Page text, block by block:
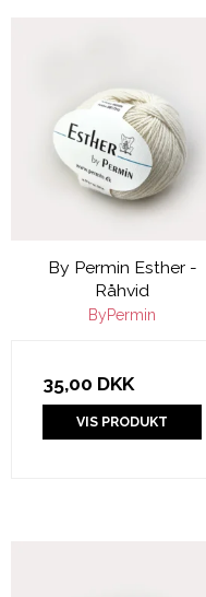
By Permin Esther -
Råhvid
ByPermin
35,00 DKK
VIS PRODUKT